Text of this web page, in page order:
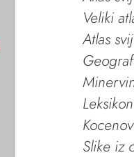
Veliki
Atlas
Slike iz